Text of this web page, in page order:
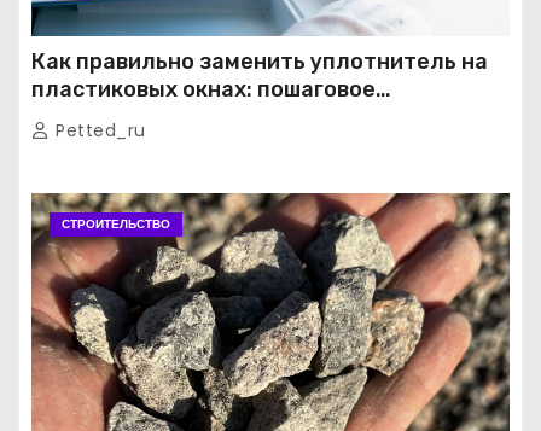
Как правильно заменить уплотнитель на
пластиковых окнах: пошаговое
руководство от экспертов
Petted_ru
СТРОИТЕЛЬСТВО